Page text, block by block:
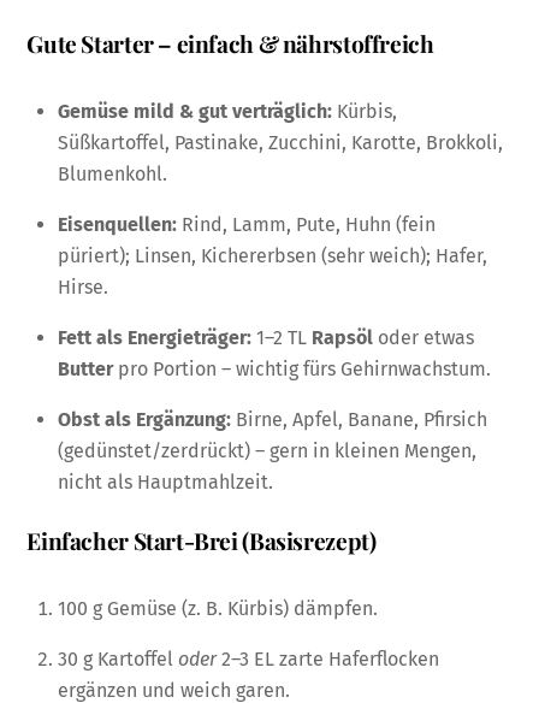
Gute Starter – einfach & nährstoffreich
Gemüse mild & gut verträglich: Kürbis,
Süßkartoffel, Pastinake, Zucchini, Karotte, Brokkoli,
Blumenkohl.
Eisenquellen: Rind, Lamm, Pute, Huhn (fein
püriert); Linsen, Kichererbsen (sehr weich); Hafer,
Hirse.
Fett als Energieträger: 1–2 TL Rapsöl oder etwas
Butterpro Portion – wichtig fürs Gehirnwachstum.
Obst als Ergänzung: Birne, Apfel, Banane, Pfirsich
(gedünstet/zerdrückt) – gern in kleinen Mengen,
nicht als Hauptmahlzeit.
Einfacher Start-Brei (Basisrezept)
100 g Gemüse (z. B. Kürbis) dämpfen.
30 g Kartoffel oder2–3 EL zarte Haferflocken
ergänzen und weich garen.